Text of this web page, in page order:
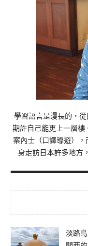
學習語言是漫長的，
期許自己能更上一層樓
案內士（口譯導遊）
身走訪日本許多地方
淡路